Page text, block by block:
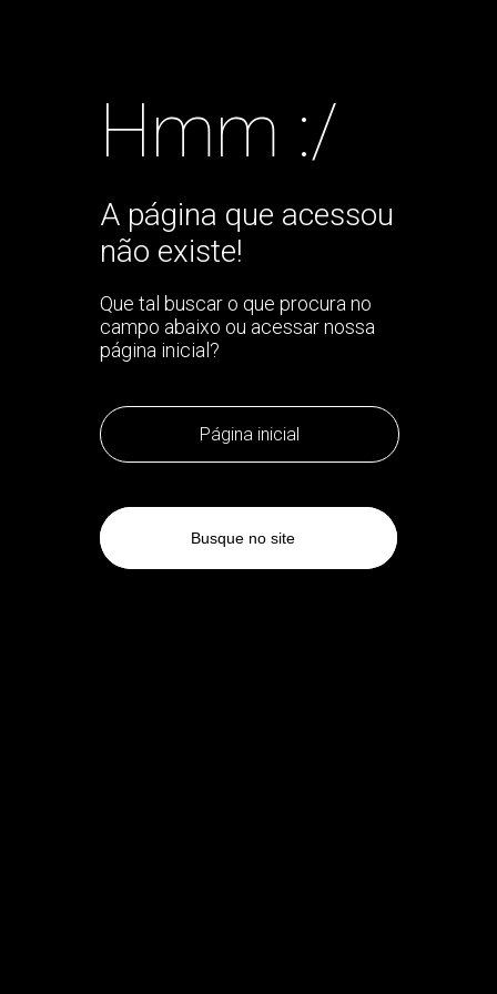
Hmm :/
A página que acessou
não existe!
Que tal buscar o que procura no
campo abaixo ou acessar nossa
página inicial?
Página inicial